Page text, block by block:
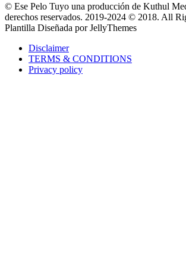
© Ese Pelo Tuyo una producción de Kuthul
derechos reservados. 2019-2024 © 2018. All
Plantilla Diseñada por JellyThemes
Disclaimer
TERMS & CONDITIONS
Privacy policy